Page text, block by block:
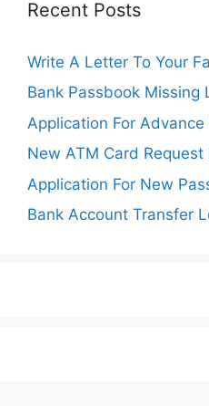
Recent Posts
Write A Letter To Your
Bank Passbook Missing
Application For Advance
New ATM Card
Application For New
Bank Account Transfer